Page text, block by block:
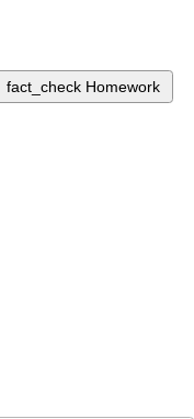
fact_check Homework